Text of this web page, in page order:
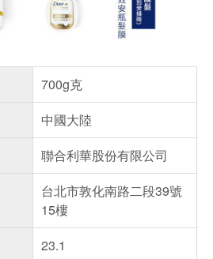
700g克
中國大陸
聯合利華股份有限公司
台北市敦化南路二段39號
15樓
23.1